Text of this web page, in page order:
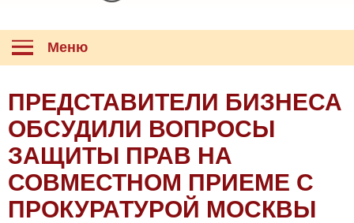
Меню
ПРЕДСТАВИТЕЛИ БИЗНЕСА
ОБСУДИЛИ ВОПРОСЫ
ЗАЩИТЫ ПРАВ НА
СОВМЕСТНОМ ПРИЕМЕ С
ПРОКУРАТУРОЙ МОСКВЫ